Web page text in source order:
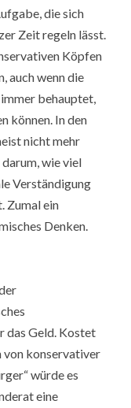
die sich
Zeit regeln lässt.
Köpfen
auch wenn die
behauptet,
können. In den
nicht mehr
wie viel
Verständigung
Zumal ein
Denken.
das Geld. Kostet
von konservativer
würde es
eine